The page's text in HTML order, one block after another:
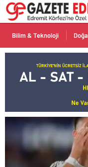
Bilim & Teknoloji Doğa